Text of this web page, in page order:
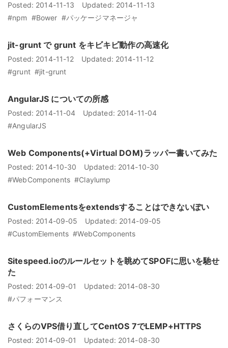
Posted: 2014-11-13 Updated: 2014-11-13
#npm #Bower #パッケージマネージャ
jit-grunt で grunt をキビキビ動作の高速化
Posted: 2014-11-12 Updated: 2014-11-12
#grunt #jit-grunt
AngularJS についての所感
Posted: 2014-11-04 Updated: 2014-11-04
#AngularJS
Web Components(+Virtual DOM)ラッパー書いてみた
Posted: 2014-10-30 Updated: 2014-10-30
#WebComponents #Claylump
CustomElementsをextendsすることはできないぽい
Posted: 2014-09-05 Updated: 2014-09-05
#CustomElements #WebComponents
Sitespeed.ioのルールセットを眺めてSPOFに思いを馳せ
た
Posted: 2014-09-01 Updated: 2014-08-30
#パフォーマンス
さくらのVPS借り直してCentOS 7でLEMP+HTTPS
Posted: 2014-09-01 Updated: 2014-08-30